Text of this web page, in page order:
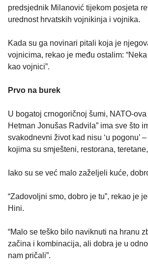
predsjednik Milanović tijekom posjeta
urednost hrvatskih vojnikinja i vojnika.
Kada su ga novinari pitali koja je
vojnicima, rekao je među ostalim:
kao vojnici”.
Prvo na burek
U bogatoj crnogoričnoj šumi, NATO-ova
Hetman Jonušas Radvila” ima sve što
svakodnevni život kad nisu ‘u pogonu’
kojima su smješteni, restorana,
Iako su se već malo zaželjeli kuće,
“Zadovoljni smo, dobro je tu”, rekao je
Hini.
“Malo se teško bilo naviknuti na hranu
začina i kombinacija, ali dobra je u
nam pričali”.